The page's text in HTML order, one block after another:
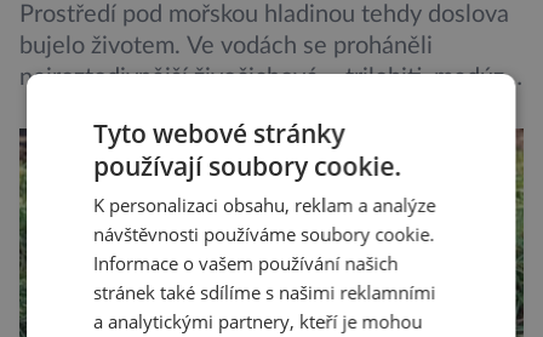
Prostředí pod mořskou hladinou tehdy doslova
bujelo životem. Ve vodách se proháněli
nejroztodivnější živočichové – trilobiti, medúzy
prazvláštní stonožce podobný tvor, který měl
zárodky zbraní typických pro dnešní pavouky.
Pavouci, štíři či klíšťata jsou členovci patřící do
skupiny klepítkatců. Vyznačují se takzvanými
chelicerami, které u nich představují právě […]
Tyto webové stránky
používají soubory cookie.
K personalizaci obsahu, reklam a analýze
návštěvnosti používáme soubory cookie.
Informace o vašem používání našich
stránek také sdílíme s našimi reklamními
a analytickými partnery, kteří je mohou